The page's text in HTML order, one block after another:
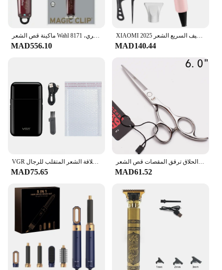
MAD556.10 MAD140.44
MAD75.65
مقص الشعر الاحترافي 5 ''6'' 7 ''8'' اليابان المقاوم للصدأ تصفيف الشعر مقص الحلاق ترقق المقصات قص الشعر
MAD61.52